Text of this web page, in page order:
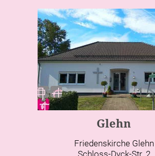
Glehn
Friedenskirche Glehn